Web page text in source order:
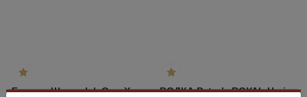
Бренди Шустофф Олд Хистори 5г ВОДКА Peter’s ROYAL Heritage